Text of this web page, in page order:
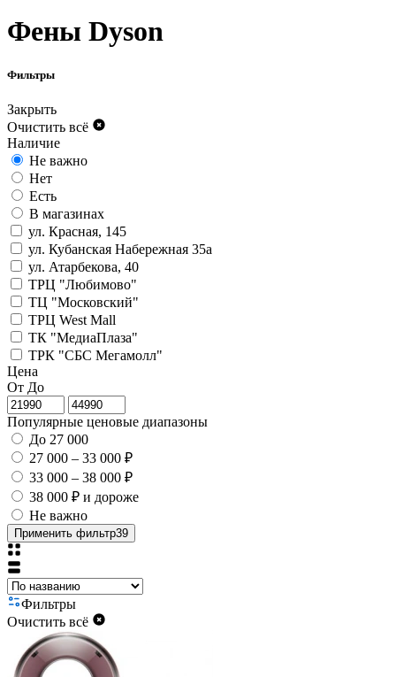
Фены Dyson
Фильтры
Закрыть
Очистить всё
Наличие
Не важно
Нет
Есть
В магазинах
ул. Красная, 145
ул. Кубанская Набережная 35а
ул. Атарбекова, 40
ТРЦ "Любимово"
ТЦ "Московский"
ТРЦ West Mall
ТК "МедиаПлаза"
ТРК "СБС Мегамолл"
Цена
От До
Популярные ценовые диапазоны
До 27 000
27 000 – 33 000 ₽
33 000 – 38 000 ₽
38 000 ₽ и дороже
Не важно
Применить фильтр39
Фильтры
Очистить всё